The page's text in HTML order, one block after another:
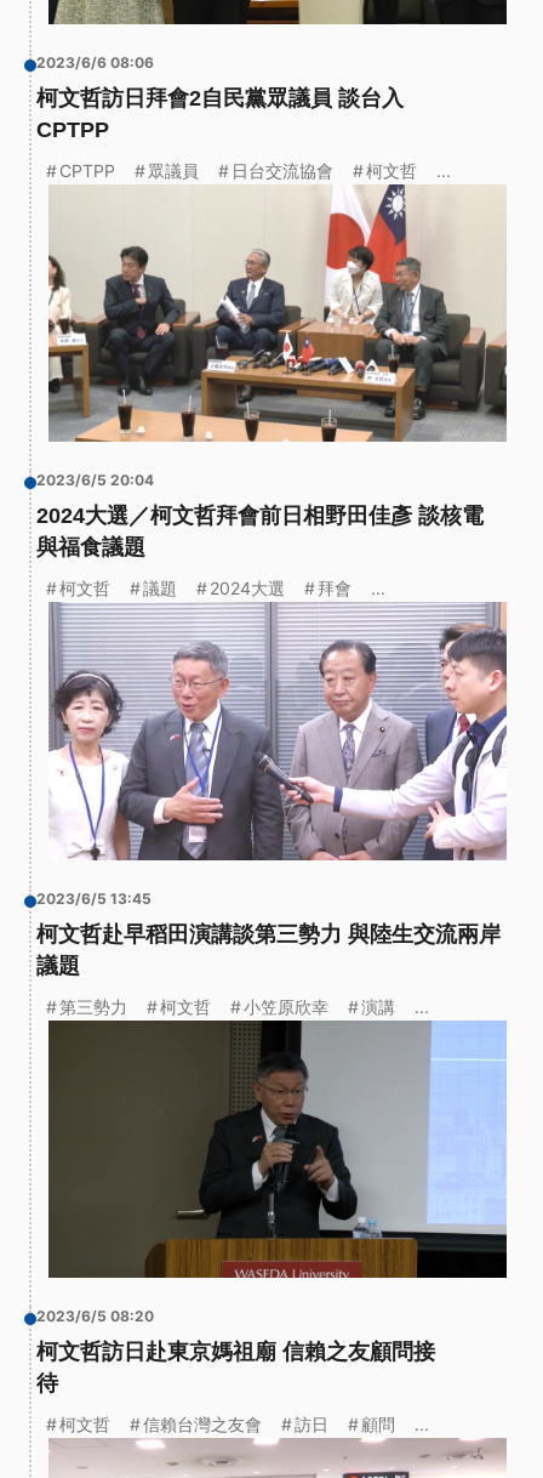
2023/6/6 08:06
柯文哲訪日拜會2自民黨眾議員 談台入
CPTPP
CPTPP 眾議員 日台交流協會 柯文哲 ...
2023/6/5 20:04
2024大選／柯文哲拜會前日相野田佳彥 談核電
與福食議題
柯文哲 議題 2024大選 拜會 ...
2023/6/5 13:45
柯文哲赴早稻田演講談第三勢力 與陸生交流兩岸
議題
第三勢力 柯文哲 小笠原欣幸 演講 ...
2023/6/5 08:20
柯文哲訪日赴東京媽祖廟 信賴之友顧問接
待
柯文哲 信賴台灣之友會 訪日 顧問 ...